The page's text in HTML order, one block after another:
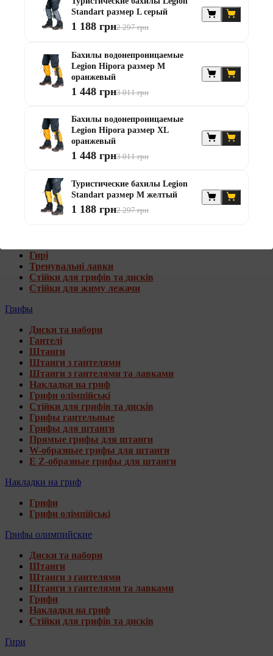
Штанги с w-образным грифом
Жилеты утяжелители
Диски та набори
Гантелі
Штанги
Штанги з гантелями та лавками
Грифи олімпійські
Тренувальні лавки
Стійки для грифів та дисків
Стійки для жиму лежачи
Диски та набори
Гантелі
Штанги
Гирі
Тренувальні лавки
Стійки для грифів та дисків
Стійки для жиму лежачи
Грифы
Диски та набори
Гантелі
Штанги
Штанги з гантелями
Штанги з гантелями та лавками
Накладки на гриф
Грифи олімпійські
Стійки для грифів та дисків
Грифы гантельные
Грифы для штанги
Прямые грифы для штанги
W-образные грифы для штанги
E Z-образные грифы для штанги
Накладки на гриф
Грифи
Грифи олімпійські
Грифы олимпийские
Диски та набори
Штанги
Штанги з гантелями
Штанги з гантелями та лавками
Грифи
Накладки на гриф
Стійки для грифів та дисків
Гири
Standart размер L серый
1 188 грн2 297 грн
Бахилы водонепроницаемые
Legion Hipora размер М
оранжевый
1 448 грн3 011 грн
Бахилы водонепроницаемые
Legion Hipora размер XL
оранжевый
1 448 грн3 011 грн
Туристические бахилы Legion
Standart размер М желтый
1 188 грн2 297 грн